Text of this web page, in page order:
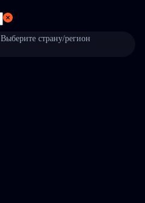
Выберите страну/регион